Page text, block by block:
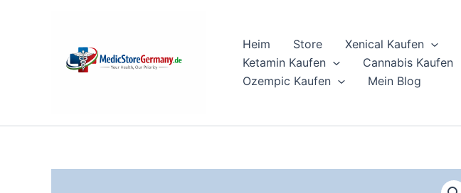
Heim Store Xenical Kaufen
Ketamin Kaufen
Cannabis Kaufen
Ozempic Kaufen
Mein Blog